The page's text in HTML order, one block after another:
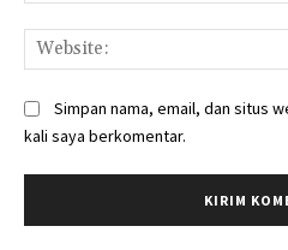
Simpan nama, email, dan situs
kali saya berkomentar.